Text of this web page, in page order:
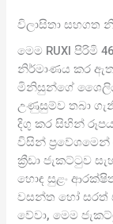
විලාසිතා සහගත
මෙම RUXI පිරිමි
නිර්මාණය කර
මිනිසුන්ගේ ශෛලිය
උණුසුම්ව තබා
දිගු කර සිහින්
විසින්
ක්‍රීඩා ජැකට්ටුව
හොඳ සුළං
වසන්ත හෝ සරත්
වේවා, මෙම